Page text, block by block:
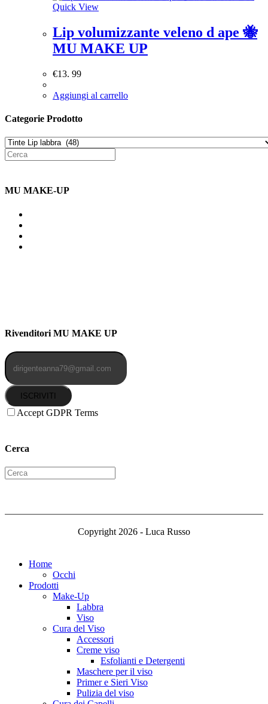
Quick View
Lip volumizzante veleno d ape 🐝
MU MAKE UP
€13. 99
Aggiungi al carrello
Categorie Prodotto
MU MAKE-UP
Rivenditori MU MAKE UP
ISCRIVITI
Accept GDPR Terms
Cerca
Copyright 2026 - Luca Russo
Home
Occhi
Prodotti
Make-Up
Labbra
Viso
Cura del Viso
Accessori
Creme viso
Esfolianti e Detergenti
Maschere per il viso
Primer e Sieri Viso
Pulizia del viso